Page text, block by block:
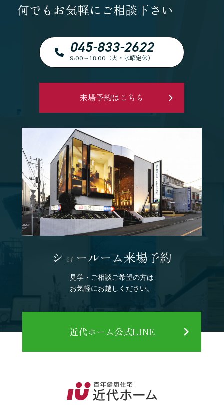
何でもお気軽にご相談下さい
045-833-2622
9:00～18:00（火・水曜定休）
来場予約はこちら
ショールーム来場予約
見学・ご相談ご希望の方は
お気軽にお越しください。
近代ホーム公式LINE